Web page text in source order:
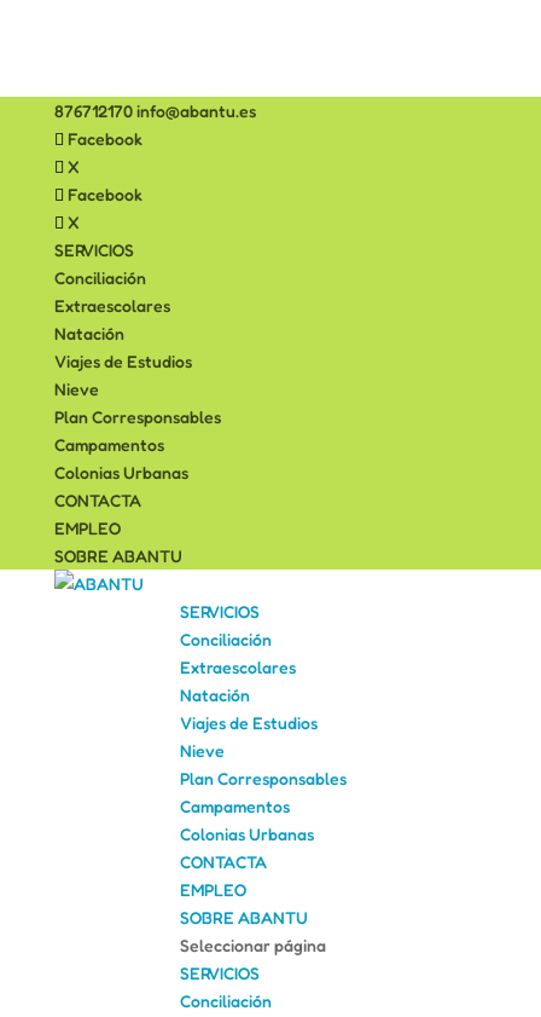
876712170info@abantu.es
Facebook
X
Facebook
X
SERVICIOS
Conciliación
Extraescolares
Natación
Viajes de Estudios
Nieve
Plan Corresponsables
Campamentos
Colonias Urbanas
CONTACTA
EMPLEO
SOBRE ABANTU
SERVICIOS
Conciliación
Extraescolares
Natación
Viajes de Estudios
Nieve
Plan Corresponsables
Campamentos
Colonias Urbanas
CONTACTA
EMPLEO
SOBRE ABANTU
Seleccionar página
SERVICIOS
Conciliación